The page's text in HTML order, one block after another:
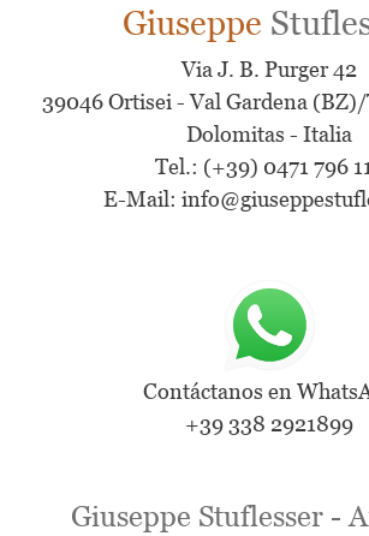
Giuseppe
Via J. B. Purger 42
39046 Ortisei - Val Gardena
Dolomitas - Italia
Tel.: (+39) 0471 796
E-Mail:
Contáctanos en
+39 338 2921899
Giuseppe Stuflesser -